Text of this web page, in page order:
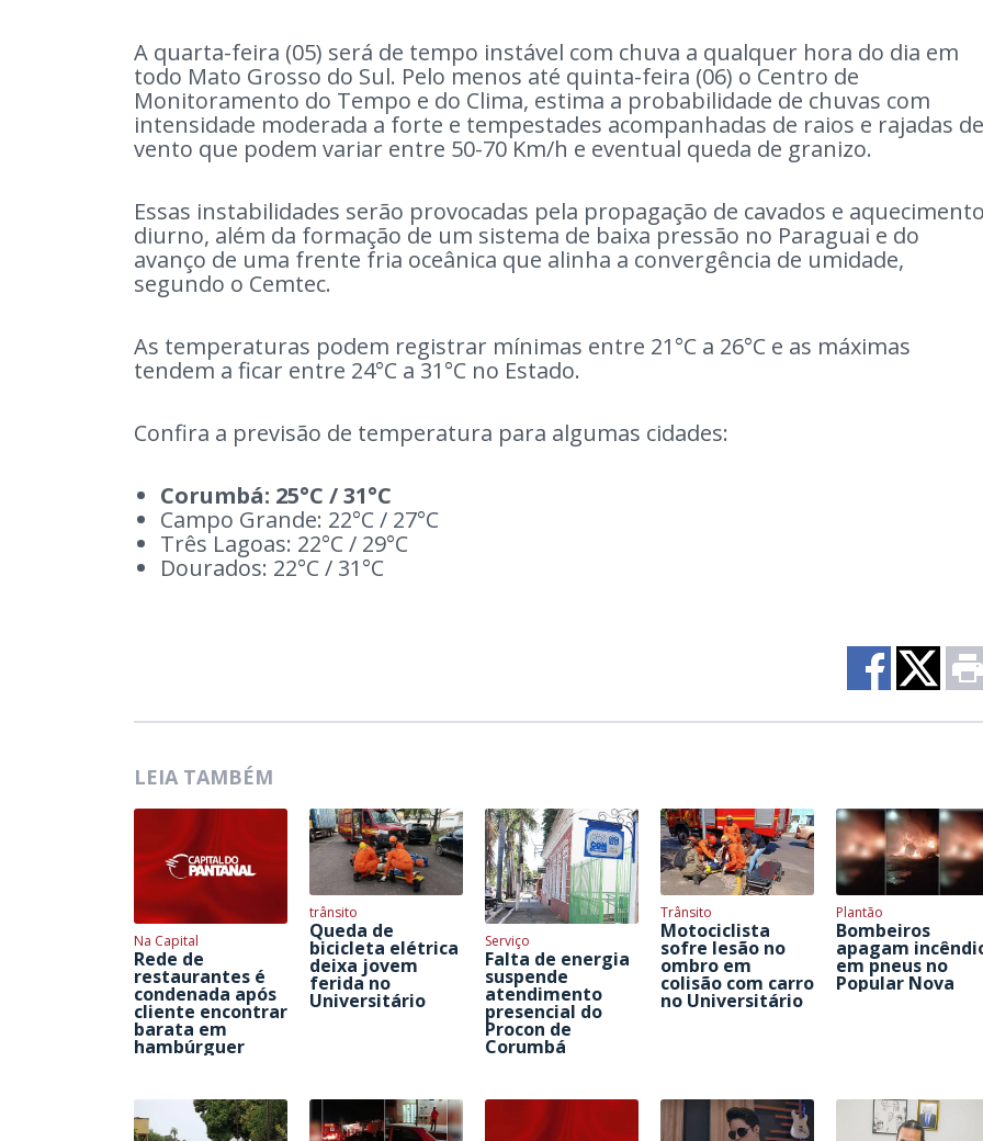
A quarta-feira (05) será de tempo instável com chuva a qualquer hora do dia em
todo Mato Grosso do Sul. Pelo menos até quinta-feira (06) o Centro de
Monitoramento do Tempo e do Clima, estima a probabilidade de chuvas com
intensidade moderada a forte e tempestades acompanhadas de raios e rajadas de
vento que podem variar entre 50-70 Km/h e eventual queda de granizo.
Essas instabilidades serão provocadas pela propagação de cavados e
diurno, além da formação de um sistema de baixa pressão no Paraguai e do
avanço de uma frente fria oceânica que alinha a convergência de umidade,
segundo o Cemtec.
As temperaturas podem registrar mínimas entre 21°C a 26°C e as máximas
tendem a ficar entre 24°C a 31°C no Estado.
Confira a previsão de temperatura para algumas cidades:
Corumbá: 25°C / 31°C
Campo Grande: 22°C / 27°C
Três Lagoas: 22°C / 29°C
Dourados: 22°C / 31°C
LEIA TAMBÉM
Na Capital
Rede de
restaurantes é
condenada após
cliente encontrar
barata em
hambúrguer
trânsito
Queda de
bicicleta elétrica
deixa jovem
ferida no
Universitário
Serviço
Falta de energia
suspende
atendimento
presencial do
Procon de
Corumbá
Trânsito
Motociclista
sofre lesão no
ombro em
colisão com carro
no Universitário
Plantão
Bombeiros
apagam
em pneus no
Popular Nova